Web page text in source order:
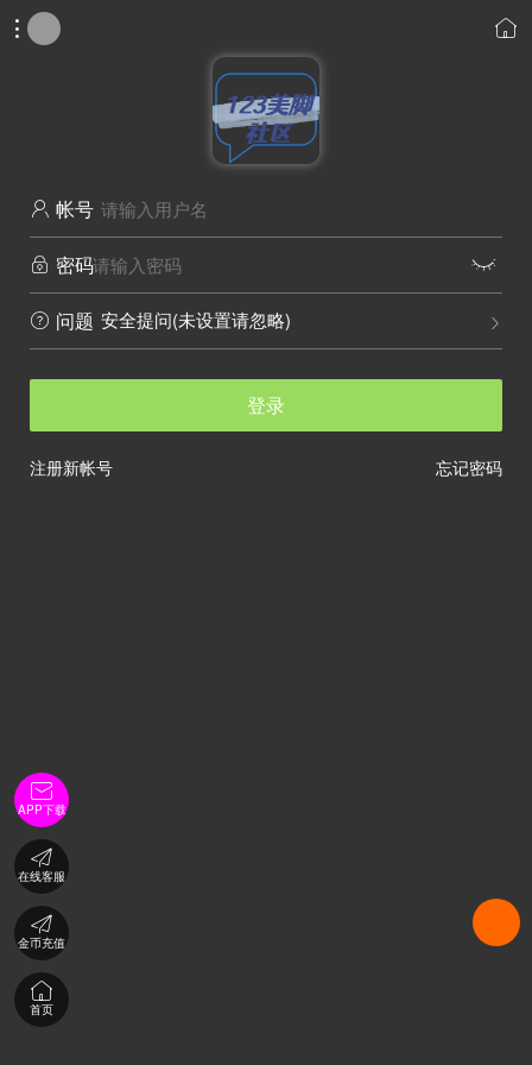
 
 帐号
 密码 
 问题 
安全提问(未设置请忽略)
登录
忘记密码
注册新帐号

APP下载

在线客服

金币充值

首页